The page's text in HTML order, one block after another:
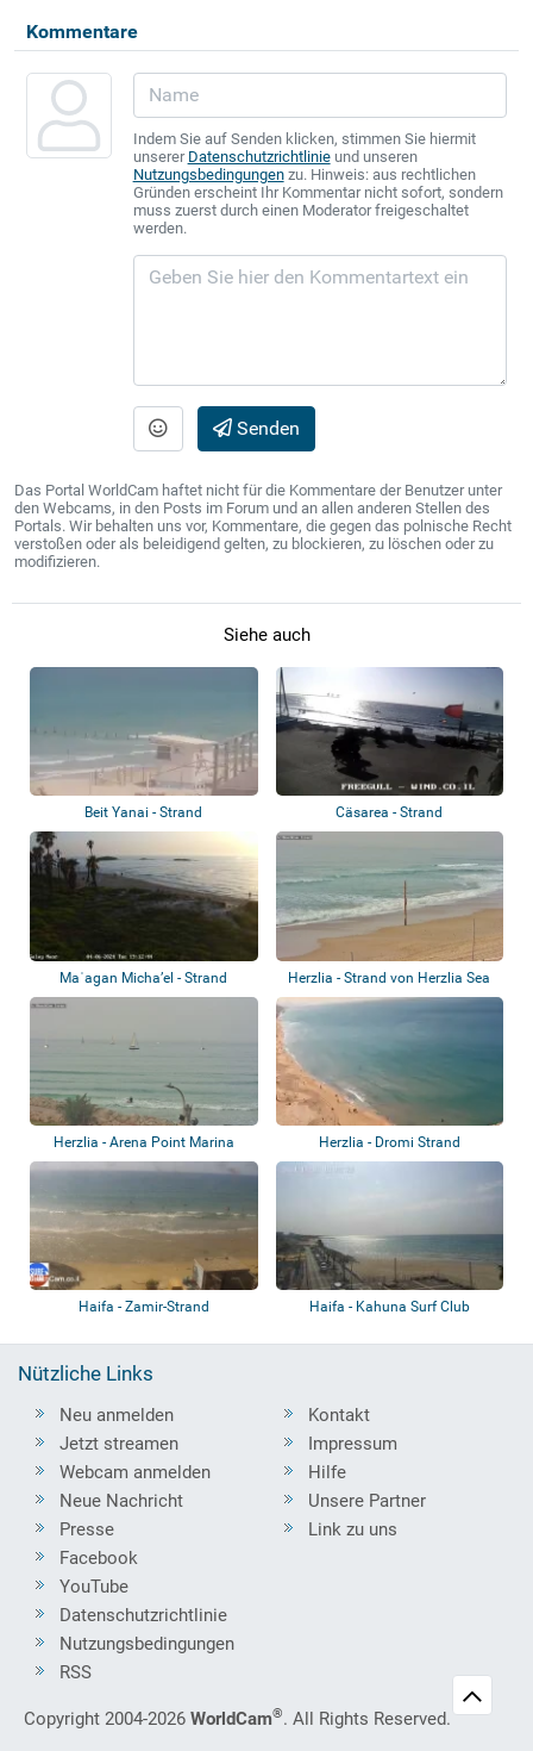
Kommentare
Indem Sie auf Senden klicken, stimmen Sie hiermit
unserer Datenschutzrichtlinieund unseren
Nutzungsbedingungenzu. Hinweis: aus rechtlichen
Gründen erscheint Ihr Kommentar nicht sofort, sondern
muss zuerst durch einen Moderator freigeschaltet
werden.
Senden
Das Portal WorldCam haftet nicht für die Kommentare der Benutzer unter
den Webcams, in den Posts im Forum und an allen anderen Stellen des
Portals. Wir behalten uns vor, Kommentare, die gegen das polnische Recht
verstoßen oder als beleidigend gelten, zu blockieren, zu löschen oder zu
modifizieren.
Siehe auch
Beit Yanai - Strand Cäsarea - Strand
Maʿagan Micha’el - Strand
Herzlia - Strand von Herzlia Sea
Scouts...
Herzlia - Arena Point Marina Herzlia - Dromi Strand
Haifa - Zamir-Strand Haifa - Kahuna Surf Club
Nützliche Links
Neu anmelden
Jetzt streamen
Webcam anmelden
Neue Nachricht
Presse
Kontakt
Impressum
Hilfe
Unsere Partner
Link zu uns
Facebook
YouTube
Datenschutzrichtlinie
Nutzungsbedingungen
RSS
Copyright 2004-2026 WorldCam®. All Rights Reserved.